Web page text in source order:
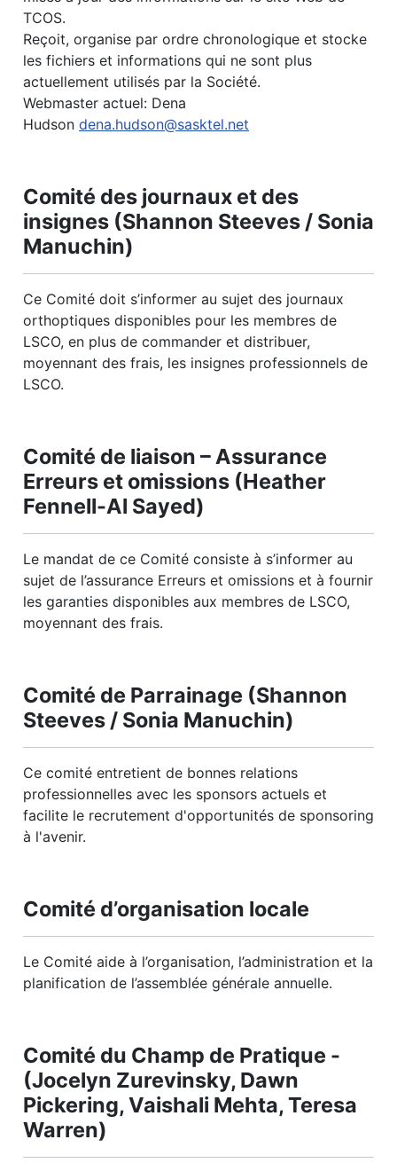
TCOS.
Reçoit, organise par ordre chronologique et stocke
les fichiers et informations qui ne sont plus
actuellement utilisés par la Société.
Webmaster actuel: Dena
Hudson dena.hudson@sasktel.net
Comité des journaux et des
insignes (Shannon Steeves / Sonia
Manuchin)
Ce Comité doit s’informer au sujet des journaux
orthoptiques disponibles pour les membres de
LSCO, en plus de commander et distribuer,
moyennant des frais, les insignes professionnels de
LSCO.
Comité de liaison – Assurance
Erreurs et omissions (Heather
Fennell-Al Sayed)
Le mandat de ce Comité consiste à s’informer au
sujet de l’assurance Erreurs et omissions et à fournir
les garanties disponibles aux membres de LSCO,
moyennant des frais.
Comité de Parrainage (Shannon
Steeves / Sonia Manuchin)
Ce comité entretient de bonnes relations
professionnelles avec les sponsors actuels et
facilite le recrutement d'opportunités de sponsoring
à l'avenir.
Comité d’organisation locale
Le Comité aide à l’organisation, l’administration et la
planification de l’assemblée générale annuelle.
Comité du Champ de Pratique -
(Jocelyn Zurevinsky, Dawn
Pickering, Vaishali Mehta, Teresa
Warren)